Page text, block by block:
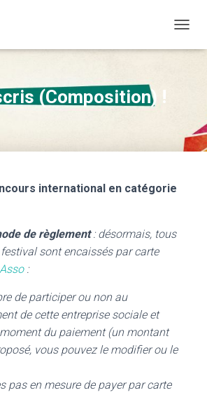
(Composition) !
international en catégorie
de règlement: désormais, tous
sont encaissés par carte
:
de participer ou non au
de cette entreprise sociale et
du paiement (un montant
vous pouvez le modifier ou le
pas en mesure de payer par carte